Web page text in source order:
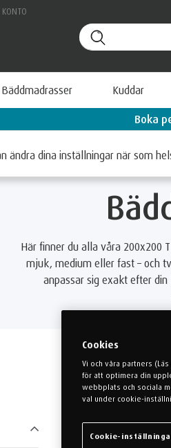
KONTO
Bäddmadrasser Kuddar
Boka
ändra dina inställningar när som
Här finner du alla våra 200x200
mjuk, medium eller fast – och
anpassar sig exakt efter
Cookies
Vi och våra partners
för att optimera din
webbplats och sociala
val under cookie-
Cookie-